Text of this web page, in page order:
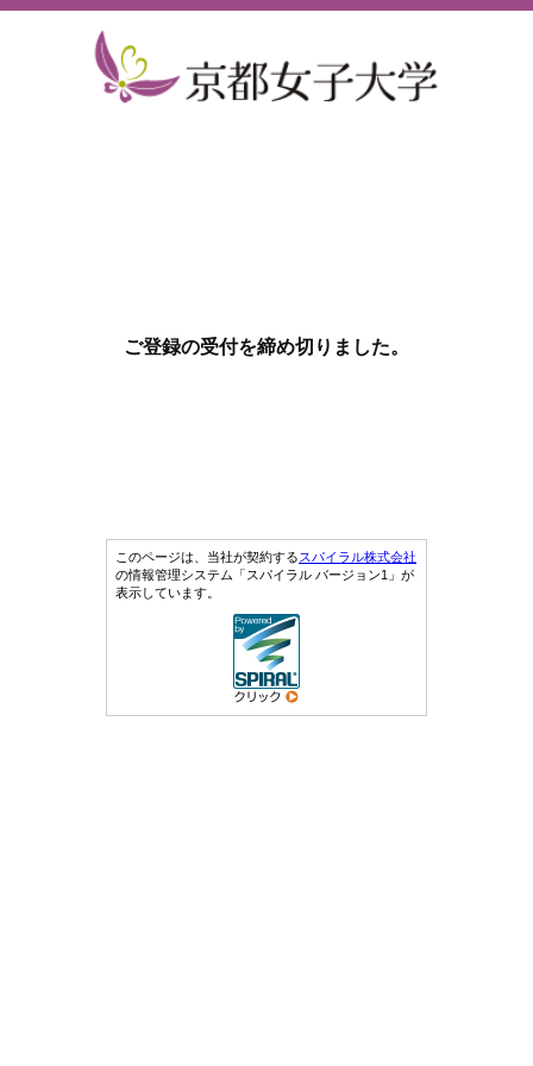
ご登録の受付を締め切りました。
このページは、当社が契約するスパイラル株式会社
の情報管理システム「スパイラル バージョン1」が
表示しています。